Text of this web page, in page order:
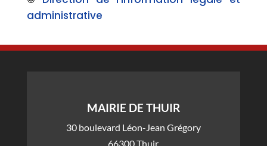
administrative
MAIRIE DE THUIR
30 boulevard Léon-Jean Grégory
66300 Thuir